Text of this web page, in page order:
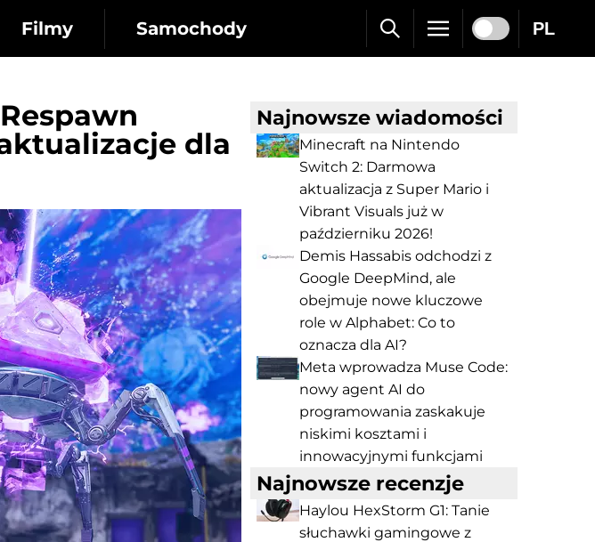
Filmy Samochody PL
dla
Najnowsze wiadomości
Minecraft na Nintendo
Switch 2: Darmowa
aktualizacja z Super Mario i
Vibrant Visuals już w
październiku 2026!
Demis Hassabis odchodzi z
Google DeepMind, ale
obejmuje nowe kluczowe
role w Alphabet: Co to
oznacza dla AI?
Meta wprowadza Muse Code:
nowy agent AI do
programowania zaskakuje
niskimi kosztami i
innowacyjnymi funkcjami
Najnowsze recenzje
Haylou HexStorm G1: Tanie
słuchawki gamingowe z